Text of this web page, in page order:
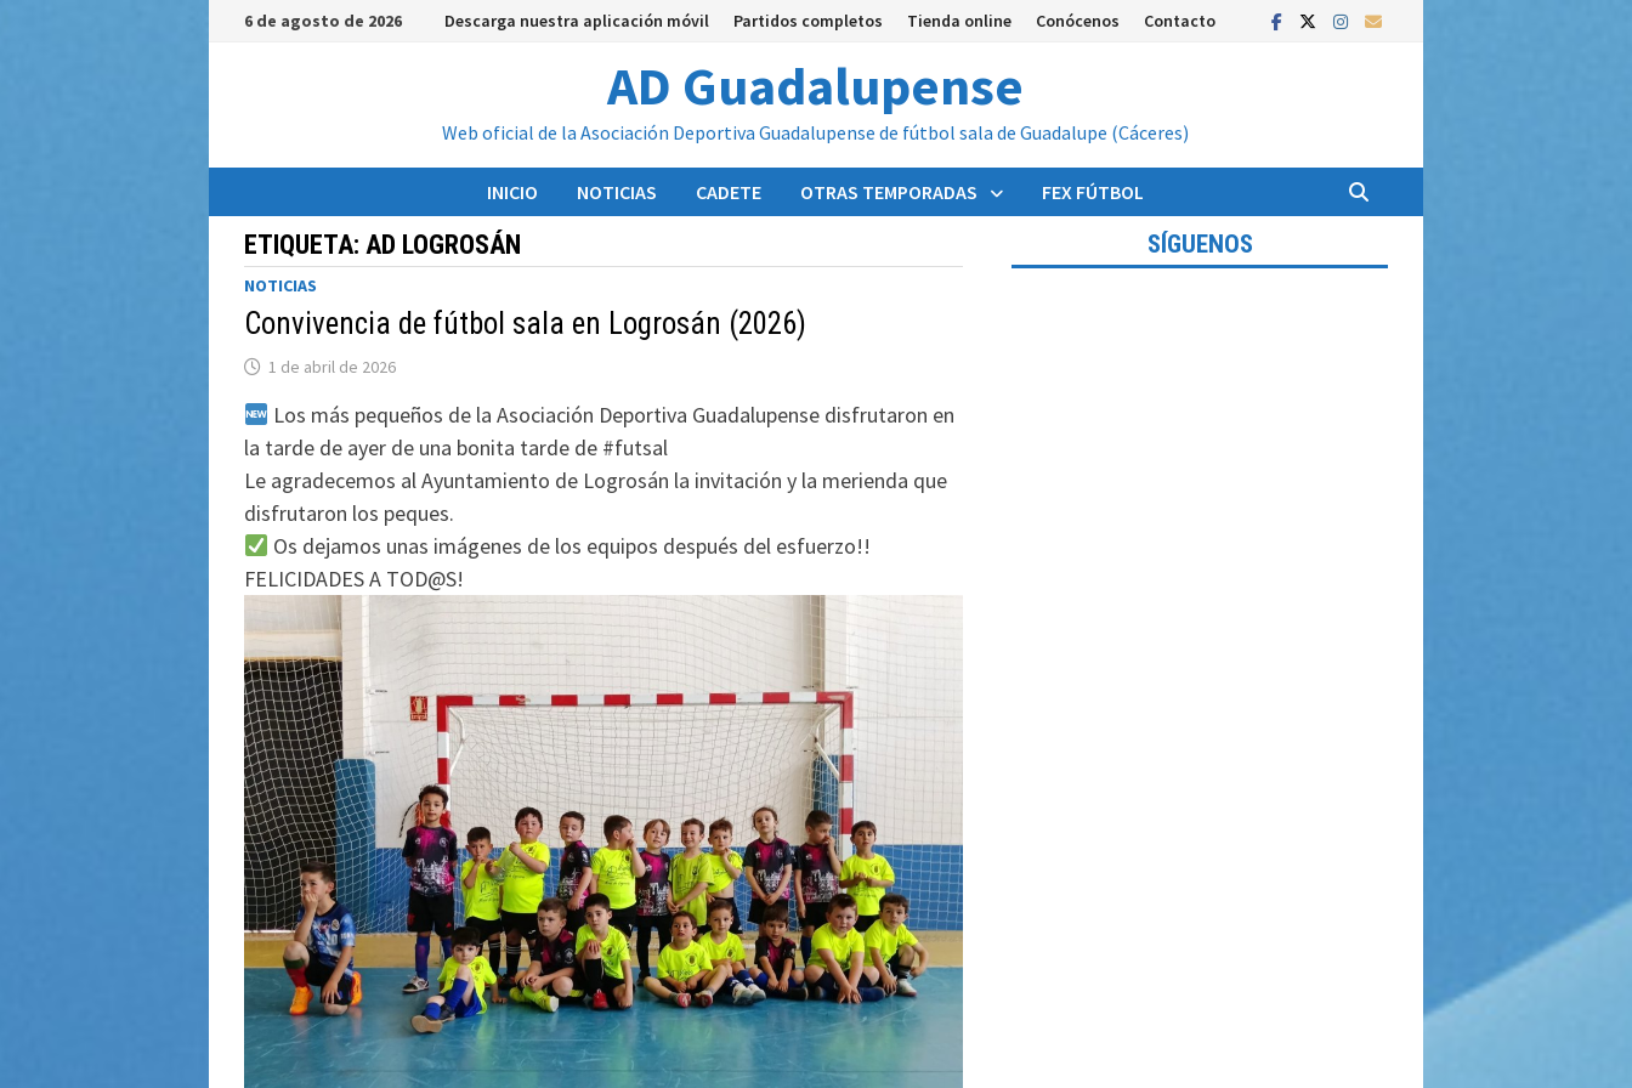
Saltar6 de agosto de 2026 Descarga nuestra aplicación móvil Partidos completos Tienda online Conócenos Contacto
AD Guadalupense
Web oficial de la Asociación Deportiva Guadalupense de fútbol sala de Guadalupe (Cáceres)
INICIO NOTICIAS CADETE OTRAS TEMPORADAS FEX FÚTBOL
ETIQUETA: AD LOGROSÁN
NOTICIAS
Convivencia de fútbol sala en Logrosán (2026)
1 de abril de 2026
Los más pequeños de la Asociación Deportiva Guadalupense disfrutaron en
la tarde de ayer de una bonita tarde de #futsal
Le agradecemos al Ayuntamiento de Logrosán la invitación y la merienda que
disfrutaron los peques.
Os dejamos unas imágenes de los equipos después del esfuerzo!!
FELICIDADES A TOD@S!
SÍGUENOS